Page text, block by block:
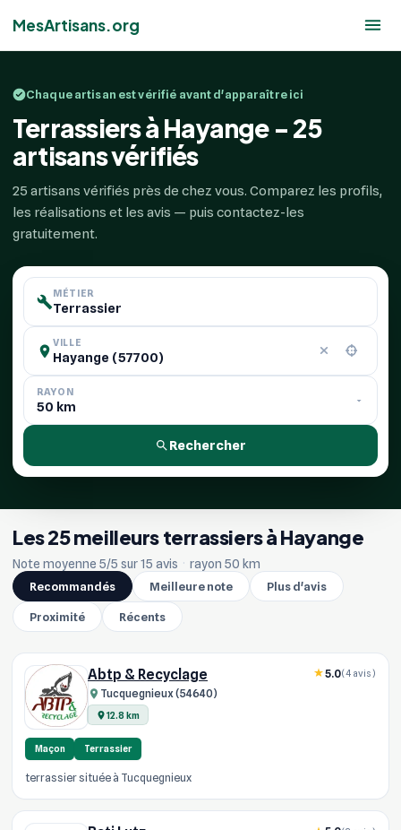
MesArtisans.org
Chaque artisan est vérifié avant d'apparaître ici
Terrassiers à Hayange - 25
artisans vérifiés
25 artisans vérifiés près de chez vous. Comparez les profils,
les réalisations et les avis — puis contactez-les
gratuitement.
MÉTIER
VILLE
RAYON
Rechercher
Les 25 meilleurs terrassiers à Hayange
Note moyenne 5/5 sur 15 avis · rayon 50 km
Recommandés
Meilleure note Plus d'avis
Proximité Récents
Abtp & Recyclage
Tucquegnieux (54640)
12.8 km
5.0(4 avis)
Maçon Terrassier
terrassier située à Tucquegnieux